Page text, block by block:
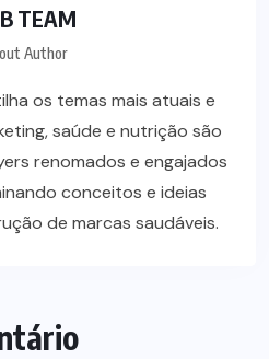
TEAM
Author
os temas mais atuais e
saúde e nutrição são
renomados e engajados
conceitos e ideias
de marcas saudáveis.